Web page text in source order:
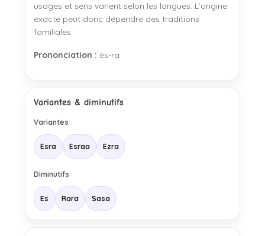
usages et sens varient selon les langues. L’origine
exacte peut donc dépendre des traditions
familiales.
Prononciation : ès-ra
Variantes & diminutifs
Variantes
Esra Esraa Ezra
Diminutifs
Es Rara Sasa